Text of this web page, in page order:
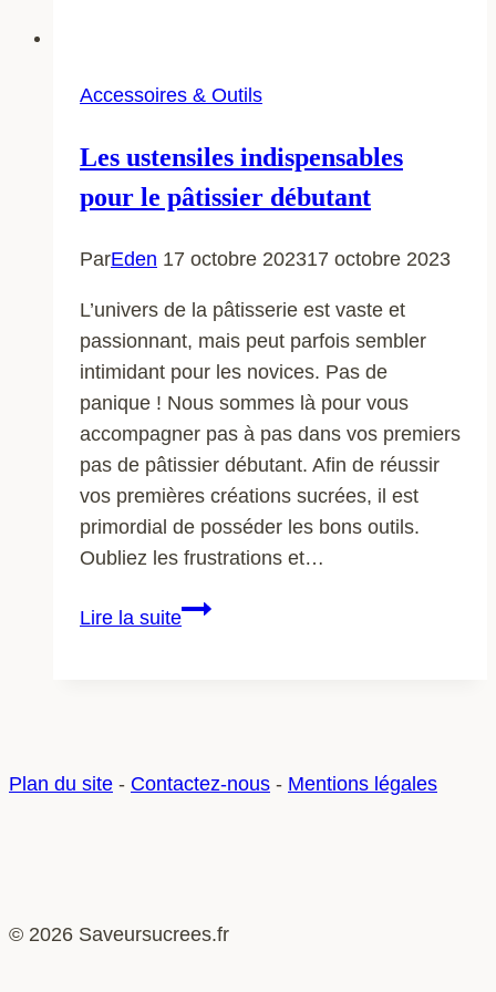
Accessoires & Outils
Les ustensiles indispensables
pour le pâtissier débutant
ParEden 17 octobre 202317 octobre 2023
L’univers de la pâtisserie est vaste et
passionnant, mais peut parfois sembler
intimidant pour les novices. Pas de
panique ! Nous sommes là pour vous
accompagner pas à pas dans vos premiers
pas de pâtissier débutant. Afin de réussir
vos premières créations sucrées, il est
primordial de posséder les bons outils.
Oubliez les frustrations et…
Lire la suiteLes
débutant
Plan du site - Contactez-nous - Mentions légales
© 2026 Saveursucrees.fr